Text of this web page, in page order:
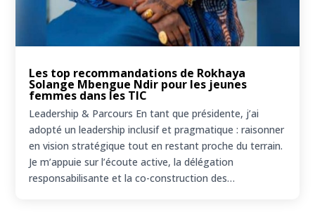
Les top recommandations de Rokhaya
Solange Mbengue Ndir pour les jeunes
femmes dans les TIC
Leadership & Parcours En tant que présidente, j’ai
adopté un leadership inclusif et pragmatique : raisonner
en vision stratégique tout en restant proche du terrain.
Je m’appuie sur l’écoute active, la délégation
responsabilisante et la co-construction des…